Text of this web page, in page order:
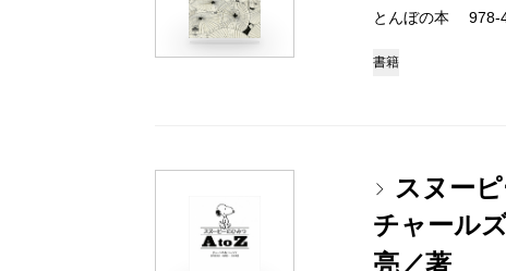
とんぼの本
書籍
スヌー
チャール
亮／著